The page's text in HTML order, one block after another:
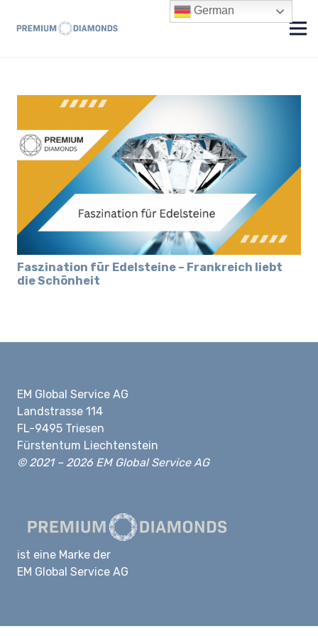
Faszination für Edelsteine – Frankreich liebt
die Schönheit
EM Global Service AG
Landstrasse 114
FL-9495 Triesen
Fürstentum Liechtenstein
© 2021 – 2026 EM Global Service AG
ist eine Marke der
EM Global Service AG
German